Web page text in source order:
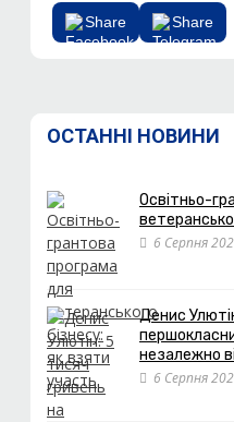
Share Share
ОСТАННІ НОВИНИ
Освітньо-
6 Серпня
Денис
незалежно
6 Серпня